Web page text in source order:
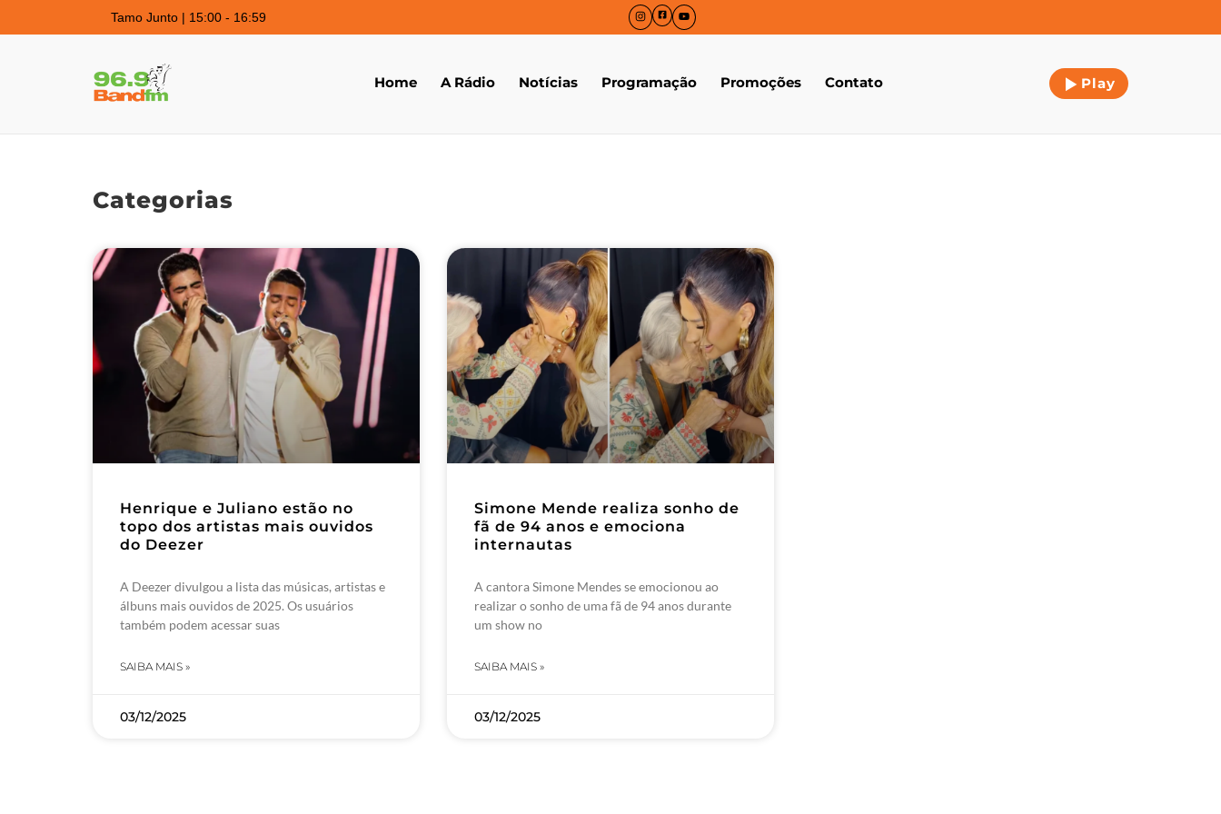
Tamo Junto | 15:00 - 16:59
Home A Rádio Notícias Programação Promoções Contato Play
Categorias
Henrique e Juliano estão no
topo dos artistas mais ouvidos
do Deezer
A Deezer divulgou a lista das músicas, artistas e
álbuns mais ouvidos de 2025. Os usuários
também podem acessar suas
SAIBA MAIS »
03/12/2025
Simone Mende realiza sonho de
fã de 94 anos e emociona
internautas
A cantora Simone Mendes se emocionou ao
realizar o sonho de uma fã de 94 anos durante
um show no
SAIBA MAIS »
03/12/2025